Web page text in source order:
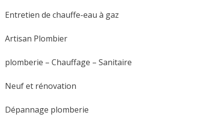
Entretien de chauffe-eau à gaz
Artisan Plombier
plomberie – Chauffage – Sanitaire
Neuf et rénovation
Dépannage plomberie